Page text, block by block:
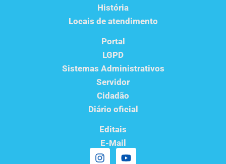
História
Locais de atendimento
Portal
LGPD
Sistemas Administrativos
Servidor
Cidadão
Diário oficial
Editais
E-Mail